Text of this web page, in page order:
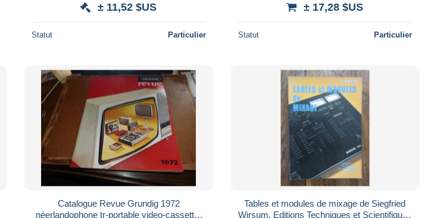
± 11,52 $US
Statut Particulier
± 17,28 $US
Statut Particulier
Catalogue Revue Grundig 1972
néerlandophone tr-portable video-cassette-
Tables et modules de mixage de Siegfried
Wirsum. Editions Techniques et Scientifiques